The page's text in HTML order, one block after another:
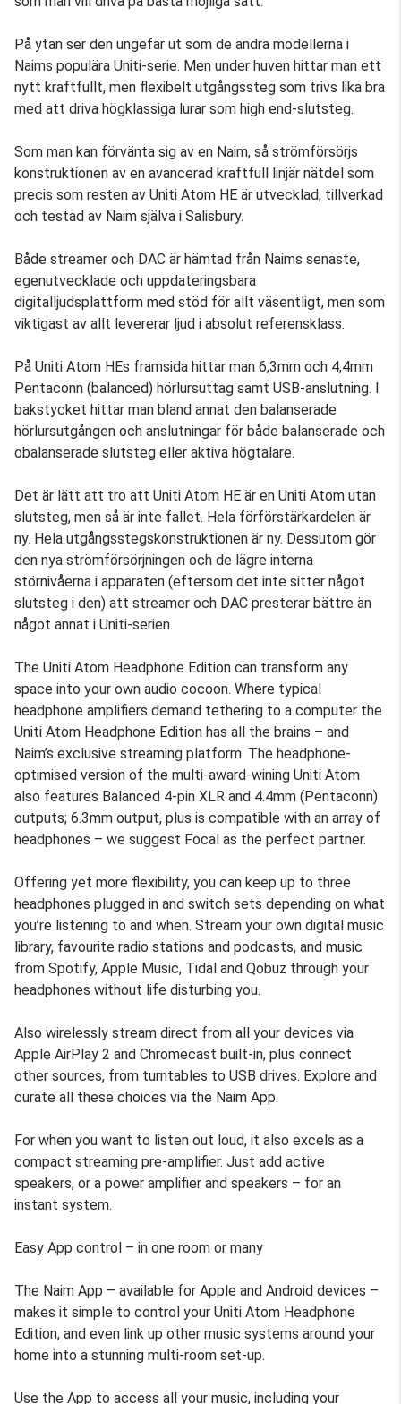
På ytan ser den ungefär ut som de andra modellerna i
Naims populära Uniti-serie. Men under huven hittar man ett
nytt kraftfullt, men flexibelt utgångssteg som trivs lika bra
med att driva högklassiga lurar som high end-slutsteg.
Som man kan förvänta sig av en Naim, så strömförsörjs
konstruktionen av en avancerad kraftfull linjär nätdel som
precis som resten av Uniti Atom HE är utvecklad, tillverkad
och testad av Naim själva i Salisbury.
Både streamer och DAC är hämtad från Naims senaste,
egenutvecklade och uppdateringsbara
digitalljudsplattform med stöd för allt väsentligt, men som
viktigast av allt levererar ljud i absolut referensklass.
På Uniti Atom HEs framsida hittar man 6,3mm och 4,4mm
Pentaconn (balanced) hörlursuttag samt USB-anslutning. I
bakstycket hittar man bland annat den balanserade
hörlursutgången och anslutningar för både balanserade och
obalanserade slutsteg eller aktiva högtalare.
Det är lätt att tro att Uniti Atom HE är en Uniti Atom utan
slutsteg, men så är inte fallet. Hela förförstärkardelen är
ny. Hela utgångsstegskonstruktionen är ny. Dessutom gör
den nya strömförsörjningen och de lägre interna
störnivåerna i apparaten (eftersom det inte sitter något
slutsteg i den) att streamer och DAC presterar bättre än
något annat i Uniti-serien.
The Uniti Atom Headphone Edition can transform any
space into your own audio cocoon. Where typical
headphone amplifiers demand tethering to a computer the
Uniti Atom Headphone Edition has all the brains – and
Naim’s exclusive streaming platform. The headphone-
optimised version of the multi-award-wining Uniti Atom
also features Balanced 4-pin XLR and 4.4mm (Pentaconn)
outputs; 6.3mm output, plus is compatible with an array of
headphones – we suggest Focal as the perfect partner.
Offering yet more flexibility, you can keep up to three
headphones plugged in and switch sets depending on what
you’re listening to and when. Stream your own digital music
library, favourite radio stations and podcasts, and music
from Spotify, Apple Music, Tidal and Qobuz through your
headphones without life disturbing you.
Also wirelessly stream direct from all your devices via
Apple AirPlay 2 and Chromecast built-in, plus connect
other sources, from turntables to USB drives. Explore and
curate all these choices via the Naim App.
For when you want to listen out loud, it also excels as a
compact streaming pre-amplifier. Just add active
speakers, or a power amplifier and speakers – for an
instant system.
Easy App control – in one room or many
The Naim App – available for Apple and Android devices –
makes it simple to control your Uniti Atom Headphone
Edition, and even link up other music systems around your
home into a stunning multi-room set-up.
Use the App to access all your music, including your